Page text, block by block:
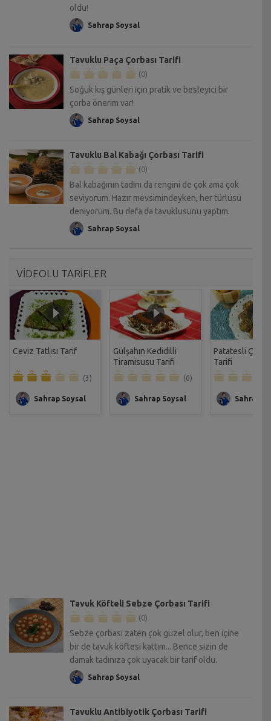
oldu!
Sahrap Soysal
Tavuklu Paça Çorbası Tarifi
(0)
Soğuk kış günleri için pratik ve besleyici bir
çorba önerim var!
Sahrap Soysal
Tavuklu Bal Kabağı Çorbası Tarifi
(0)
Bal kabağının tadını da rengini de çok ama çok
seviyorum. Hazır mevsimindeyken, her türlüsü
deniyorum. Bu defa da tavuklusunu yaptım.
Sahrap Soysal
VİDEOLU TARİFLER
Ceviz Tatlısı Tarif
(3)
Sahrap Soysal
Gülşahın Kedidilli
Tiramisusu Tarifi
(0)
Sahrap Soysal
Patatesli Çıtır
Tarifi
Sahrap
Tavuk Köfteli Sebze Çorbası Tarifi
(0)
Sebze çorbası zaten çok güzel olur, ben içine
bir de tavuk köftesi kattım... Bence sizin de
damak tadınıza çok uyacak bir tarif oldu.
Sahrap Soysal
Tavuklu Antibiyotik Çorbası Tarifi